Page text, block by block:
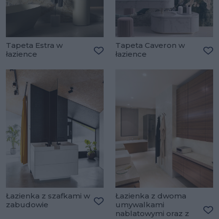
Tapeta Estra w
łazience
Tapeta Caveron w
łazience
Łazienka z szafkami w
zabudowie
Dodaj do ulubionych
Łazienka z dwoma
umywalkami
nablatowymi oraz z